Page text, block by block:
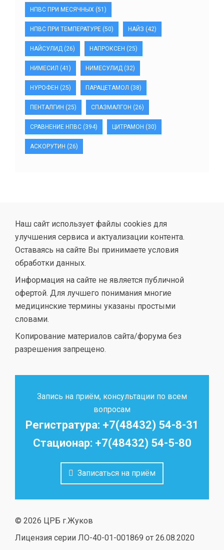
НПВС ПРИ МЕСЯЧНЫХ (51)
НПВС ПРИ ТЕМПЕРАТУРЕ (50) НАЙЗ (42)
НАЙСУЛИД (26) НАПРОКСЕН (25)
НИМЕСИЛ (41) НИМЕСУЛИД (32)
НУРОФЕН (25) ПАРАЦЕТАМОЛ (38)
ПЕНТАЛГИН (25) СПАЗМАЛГОН (26)
СРАВНЕНИЕ НПВС (394) ЦИТРАМОН (30)
АСКОРУТИН (26)
Наш сайт использует файлы cookies для
улучшения сервиса и актуализации контента.
Оставаясь на сайте Вы принимаете условия
обработки данных.
Информация на сайте не является публичной
офертой. Для лучшего понимания многие
медицинские термины указаны простыми
словами.
Копирование материалов сайта/форума без
разрешения запрещено.
Запись на приём, консультации по всем
вопросам
Регистратура: +7(48432) 54-8-31
Стационар: +7(48432) 54-5-80
Записаться на приём
© 2026 ЦРБ г.Жуков
Лицензия серии ЛО-40-01-001869 от 26.08.2020